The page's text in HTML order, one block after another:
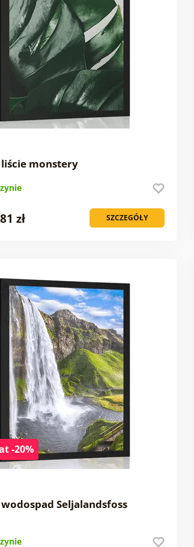
monstery
SZCZEGÓŁY
zł
-20%
Seljalandsfoss